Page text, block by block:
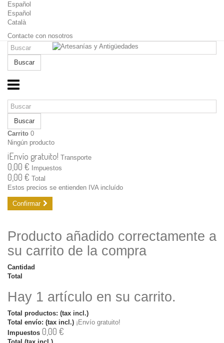
Español
Español
Català
Contacte con nosotros
Buscar
Buscar
Carrito 0
Ningún producto
¡Envío gratuito! Transporte
0,00 € Impuestos
0,00 € Total
Estos precios se entienden IVA incluído
Confirmar
Producto añadido correctamente a
su carrito de la compra
Cantidad
Total
Hay 1 artículo en su carrito.
Total productos: (tax incl.)
Total envío: (tax incl.) ¡Envío gratuito!
Impuestos 0,00 €